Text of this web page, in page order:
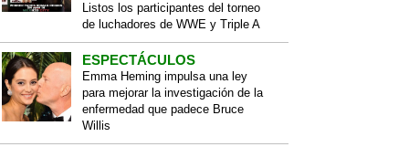
Listos los participantes del torneo
de luchadores de WWE y Triple A
ESPECTÁCULOS
Emma Heming impulsa una ley
para mejorar la investigación de la
enfermedad que padece Bruce
Willis